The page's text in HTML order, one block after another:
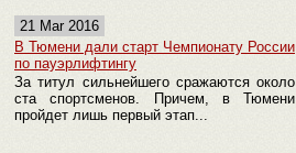
21 Mar 2016
В Тюмени дали старт Чемпионату России
по пауэрлифтингу
За титул сильнейшего сражаются около
ста спортсменов. Причем, в Тюмени
пройдет лишь первый этап...